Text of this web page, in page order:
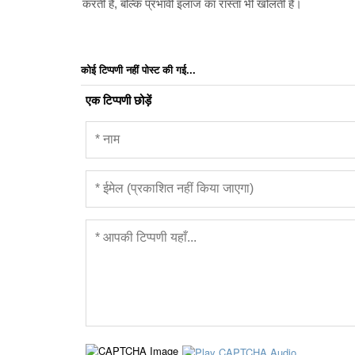
करती है, बल्कि प्रभावी इलाज का रास्ता भी खोलती है।
कोई टिप्पणी नहीं पोस्ट की गई...
एक टिप्पणी छोड़ें